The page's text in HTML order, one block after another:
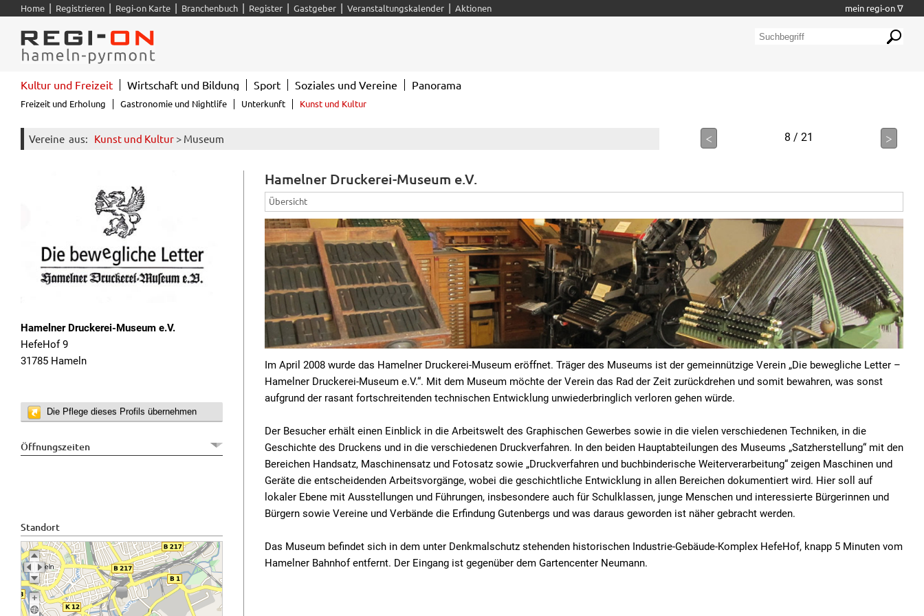
Vereine aus: Kunst und Kultur > Museum < 8 / 21 >
Hamelner Druckerei-Museum e.V.
HefeHof 9
31785 Hameln
Die Pflege dieses Profils übernehmen
Öffnungszeiten
Standort
Hamelner Druckerei-Museum e.V.
Übersicht
Im April 2008 wurde das Hamelner Druckerei-Museum eröffnet. Träger des Museums ist der gemeinnützige Verein „Die bewegliche Letter –
Hamelner Druckerei-Museum e.V.“. Mit dem Museum möchte der Verein das Rad der Zeit zurückdrehen und somit bewahren, was sonst
aufgrund der rasant fortschreitenden technischen Entwicklung unwiederbringlich verloren gehen würde.
Der Besucher erhält einen Einblick in die Arbeitswelt des Graphischen Gewerbes sowie in die vielen verschiedenen Techniken, in die
Geschichte des Druckens und in die verschiedenen Druckverfahren. In den beiden Hauptabteilungen des Museums „Satzherstellung“ mit den
Bereichen Handsatz, Maschinensatz und Fotosatz sowie „Druckverfahren und buchbinderische Weiterverarbeitung“ zeigen Maschinen und
Geräte die entscheidenden Arbeitsvorgänge, wobei die geschichtliche Entwicklung in allen Bereichen dokumentiert wird. Hier soll auf
lokaler Ebene mit Ausstellungen und Führungen, insbesondere auch für Schulklassen, junge Menschen und interessierte Bürgerinnen und
Bürgern sowie Vereine und Verbände die Erfindung Gutenbergs und was daraus geworden ist näher gebracht werden.
Das Museum befindet sich in dem unter Denkmalschutz stehenden historischen Industrie-Gebäude-Komplex HefeHof, knapp 5 Minuten vom
Hamelner Bahnhof entfernt. Der Eingang ist gegenüber dem Gartencenter Neumann.
Home | Registrieren | Regi-on Karte | Branchenbuch | Register | Gastgeber | Veranstaltungskalender | Aktionen mein regi-on ∇
Kultur und Freizeit
Freizeit und Erholung Gastronomie und Nightlife Unterkunft Kunst und Kultur
Wirtschaft und Bildung Sport Soziales und Vereine Panorama